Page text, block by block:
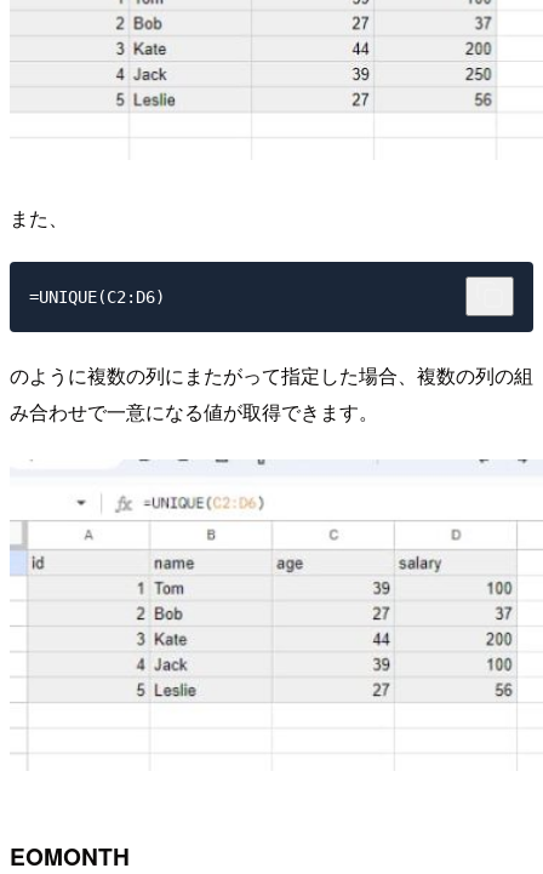
また、
のように複数の列にまたがって指定した場合、複数の列の組
み合わせで一意になる値が取得できます。
EOMONTH